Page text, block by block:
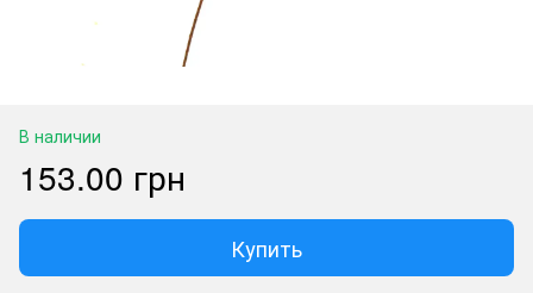
В наличии
153.00 грн
Купить